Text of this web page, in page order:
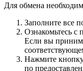
Для обмена
Заполните все
Ознакомьтесь с
Если вы
Нажмите
по